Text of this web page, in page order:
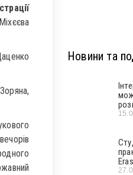
Новини та